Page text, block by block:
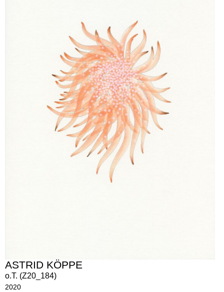
ASTRID KÖPPE
o.T. (Z20_184)
2020